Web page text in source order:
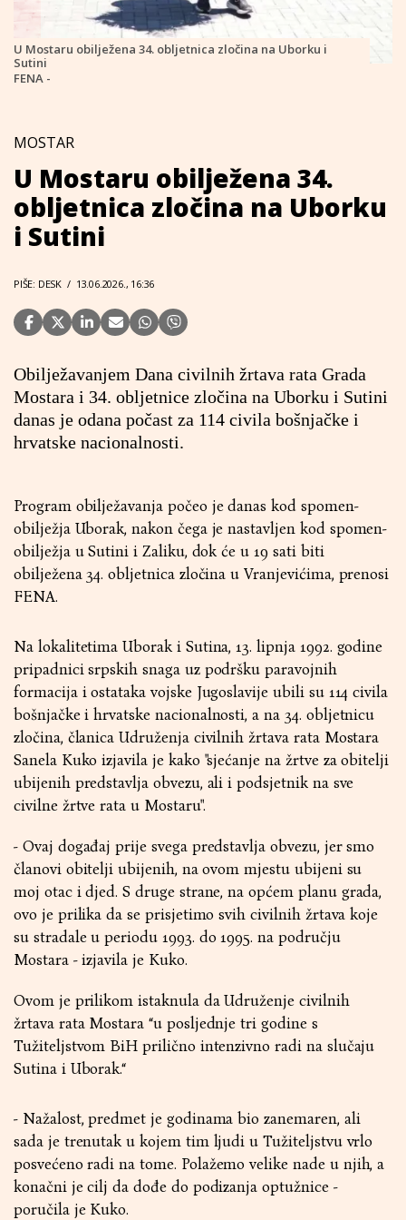
U Mostaru obilježena 34. obljetnica zločina na Uborku i
Sutini
FENA -
MOSTAR
U Mostaru obilježena 34.
obljetnica zločina na Uborku
i Sutini
PIŠE: DESK / 13.06.2026., 16:36
Obilježavanjem Dana civilnih žrtava rata Grada
Mostara i 34. obljetnice zločina na Uborku i Sutini
danas je odana počast za 114 civila bošnjačke i
hrvatske nacionalnosti.
Program obilježavanja počeo je danas kod spomen-
obilježja Uborak, nakon čega je nastavljen kod spomen-
obilježja u Sutini i Zaliku, dok će u 19 sati biti
obilježena 34. obljetnica zločina u Vranjevićima, prenosi
FENA.
Na lokalitetima Uborak i Sutina, 13. lipnja 1992. godine
pripadnici srpskih snaga uz podršku paravojnih
formacija i ostataka vojske Jugoslavije ubili su 114 civila
bošnjačke i hrvatske nacionalnosti, a na 34. obljetnicu
zločina, članica Udruženja civilnih žrtava rata Mostara
Sanela Kuko izjavila je kako "sjećanje na žrtve za obitelji
ubijenih predstavlja obvezu, ali i podsjetnik na sve
civilne žrtve rata u Mostaru".
- Ovaj događaj prije svega predstavlja obvezu, jer smo
članovi obitelji ubijenih, na ovom mjestu ubijeni su
moj otac i djed. S druge strane, na općem planu grada,
ovo je prilika da se prisjetimo svih civilnih žrtava koje
su stradale u periodu 1993. do 1995. na području
Mostara - izjavila je Kuko.
Ovom je prilikom istaknula da Udruženje civilnih
žrtava rata Mostara “u posljednje tri godine s
Tužiteljstvom BiH prilično intenzivno radi na slučaju
Sutina i Uborak.“
- Nažalost, predmet je godinama bio zanemaren, ali
sada je trenutak u kojem tim ljudi u Tužiteljstvu vrlo
posvećeno radi na tome. Polažemo velike nade u njih, a
konačni je cilj da dođe do podizanja optužnice -
poručila je Kuko.